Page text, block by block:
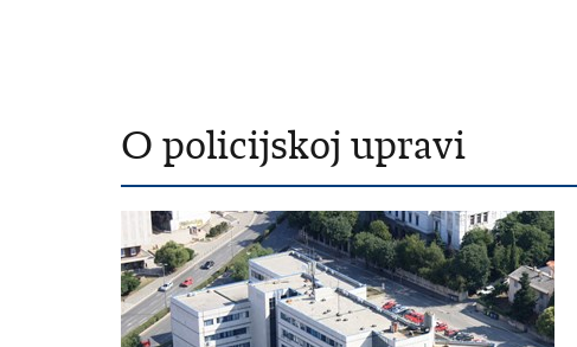
O policijskoj upravi